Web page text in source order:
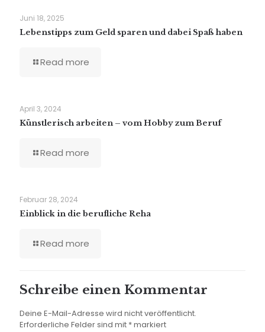
Juni 18, 2025
Lebenstipps zum Geld sparen und dabei Spaß haben
Read more
April 3, 2024
Künstlerisch arbeiten – vom Hobby zum Beruf
Read more
Februar 28, 2024
Einblick in die berufliche Reha
Read more
Schreibe einen Kommentar
Deine E-Mail-Adresse wird nicht veröffentlicht.
Erforderliche Felder sind mit *markiert